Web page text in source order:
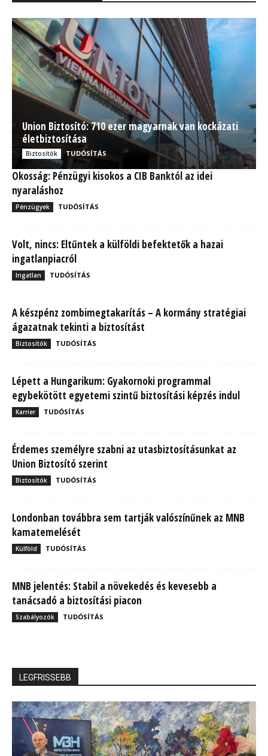
Union Biztosító: 710 ezer magyarnak van kockázati
életbiztosítása
Biztosítók TUDÓSÍTÁS
Okosság: Pénzügyi kisokos a CIB Banktól az idei
nyaraláshoz
Pénzügyek TUDÓSÍTÁS
Volt, nincs: Eltűntek a külföldi befektetők a hazai
ingatlanpiacról
Ingatlan TUDÓSÍTÁS
A készpénz zombimegtakarítás – A kormány stratégiai
ágazatnak tekinti a biztosítást
Biztosítók TUDÓSÍTÁS
Lépett a Hungarikum: Gyakornoki programmal
egybekötött egyetemi szintű biztosítási képzés indul
Karrier TUDÓSÍTÁS
Érdemes személyre szabni az utasbiztosításunkat az
Union Biztosító szerint
Biztosítók TUDÓSÍTÁS
Londonban továbbra sem tartják valószínűnek az MNB
kamatemelését
Külföld TUDÓSÍTÁS
MNB jelentés: Stabil a növekedés és kevesebb a
tanácsadó a biztosítási piacon
Szabályozók TUDÓSÍTÁS
LEGFRISSEBB